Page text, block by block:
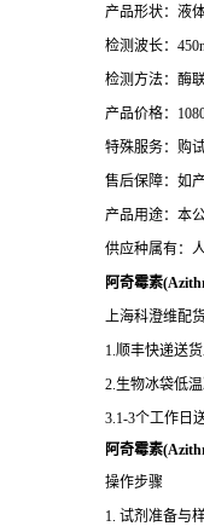
产品形状：液
检测波长：
检测方法：酶
产品价格：
特殊服务：购
售后保障：如
产品用途：本
供应种属有：
阿奇霉素
上海科澄维配
1.顺丰快递送
2.生物冰袋低
3.1-3个工作日
阿奇霉素
操作步骤
1. 试剂准备与